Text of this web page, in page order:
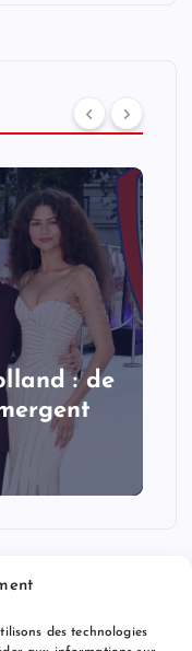
des technologies
: de